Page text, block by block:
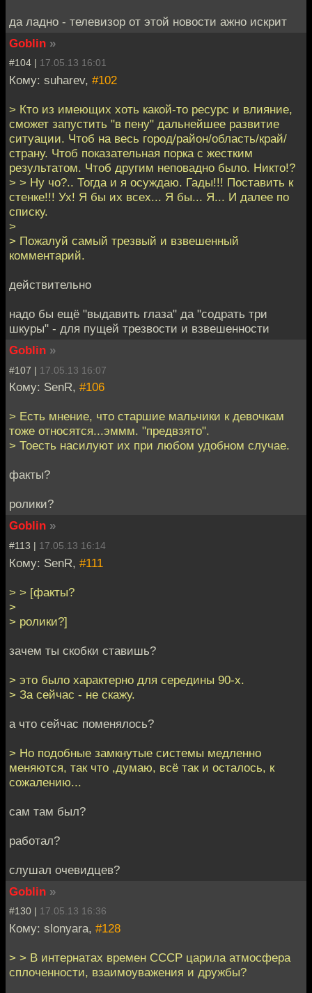
да ладно - телевизор от этой новости ажно искрит
Goblin »
#104 | 17.05.13 16:01
Кому: suharev, #102
> Кто из имеющих хоть какой-то ресурс и влияние,
сможет запустить "в пену" дальнейшее развитие
ситуации. Чтоб на весь город/район/область/край/
страну. Чтоб показательная порка с жестким
результатом. Чтоб другим неповадно было. Никто!?
> > Ну чо?.. Тогда и я осуждаю. Гады!!! Поставить к
стенке!!! Ух! Я бы их всех... Я бы... Я... И далее по
списку.
>
> Пожалуй самый трезвый и взвешенный
комментарий.
действительно
надо бы ещё "выдавить глаза" да "содрать три
шкуры" - для пущей трезвости и взвешенности
Goblin »
#107 | 17.05.13 16:07
Кому: SenR, #106
> Есть мнение, что старшие мальчики к девочкам
тоже относятся...эммм. "предвзято".
> Тоесть насилуют их при любом удобном случае.
факты?
ролики?
Goblin »
#113 | 17.05.13 16:14
Кому: SenR, #111
> > [факты?
>
> ролики?]
зачем ты скобки ставишь?
> это было характерно для середины 90-х.
> За сейчас - не скажу.
а что сейчас поменялось?
> Но подобные замкнутые системы медленно
меняются, так что ,думаю, всё так и осталось, к
сожалению...
сам там был?
работал?
слушал очевидцев?
Goblin »
#130 | 17.05.13 16:36
Кому: slonyara, #128
> > В интернатах времен СССР царила атмосфера
сплоченности, взаимоуважения и дружбы?